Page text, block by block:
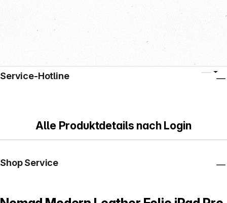
Alle Produktdetails nach Login
Service-Hotline
Shop Service